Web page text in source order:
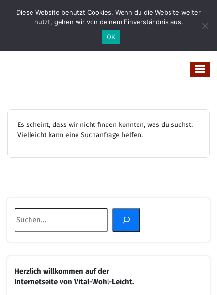
Inhalt
Es scheint, dass wir nicht finden konnten, was du suchst.
Vielleicht kann eine Suchanfrage helfen.
Suchen
Herzlich willkommen auf der
Internetseite von Vital-Wohl-Leicht.
Diese Website benutzt Cookies. Wenn du die Website weiter
nutzt, gehen wir von deinem Einverständnis aus.
OK